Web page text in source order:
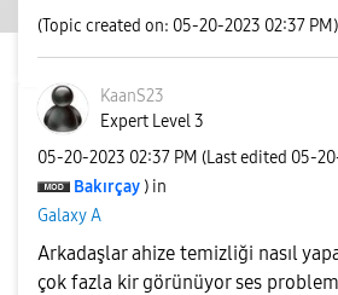
(Topic created on: 05-20-2023 02:37 PM)
KaanS23
Expert Level 3
‎05-20-2023 02:37 PM (Last edited ‎05-
Bakırçay ) in
Galaxy A
Arkadaşlar ahize temizliği nasıl
çok fazla kir görünüyor ses